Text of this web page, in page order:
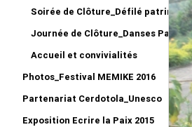
Soirée de Clôture_Défilé
Journée de Clôture_Danses
Accueil et convivialités
Photos_Festival MEMIKE 2016
Partenariat Cerdotola_Unesco
Exposition Ecrire la Paix 2015